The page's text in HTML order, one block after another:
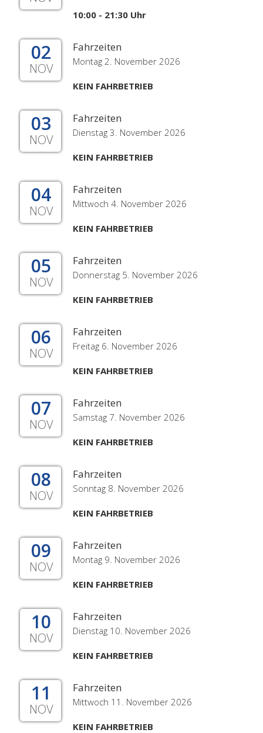
10:00 - 21:30 Uhr
02
NOV
Fahrzeiten
Montag 2. November 2026
KEIN FAHRBETRIEB
03
NOV
Fahrzeiten
Dienstag 3. November 2026
KEIN FAHRBETRIEB
04
NOV
Fahrzeiten
Mittwoch 4. November 2026
KEIN FAHRBETRIEB
05
NOV
Fahrzeiten
Donnerstag 5. November 2026
KEIN FAHRBETRIEB
06
NOV
Fahrzeiten
Freitag 6. November 2026
KEIN FAHRBETRIEB
07
NOV
Fahrzeiten
Samstag 7. November 2026
KEIN FAHRBETRIEB
08
NOV
Fahrzeiten
Sonntag 8. November 2026
KEIN FAHRBETRIEB
09
NOV
Fahrzeiten
Montag 9. November 2026
KEIN FAHRBETRIEB
10
NOV
Fahrzeiten
Dienstag 10. November 2026
KEIN FAHRBETRIEB
11
NOV
Fahrzeiten
Mittwoch 11. November 2026
KEIN FAHRBETRIEB